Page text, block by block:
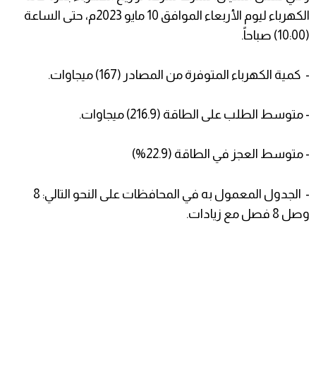
الكهرباء ليوم الأربعاء الموافق 10 مايو 2023م، حتى الساعة
(10:00) صباحاً.
- كمية الكهرباء المتوفرة من المصادر (167) ميجاوات.
- متوسط الطلب على الطاقة (216.9) ميجاوات.
- متوسط العجز في الطاقة (22.9%)
- الجدول المعمول به في المحافظات على النحو التالي: 8
وصل 8 فصل مع زيادات.